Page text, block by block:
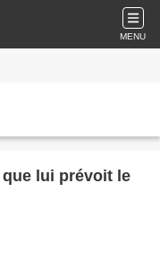
MENU
lui prévoit le